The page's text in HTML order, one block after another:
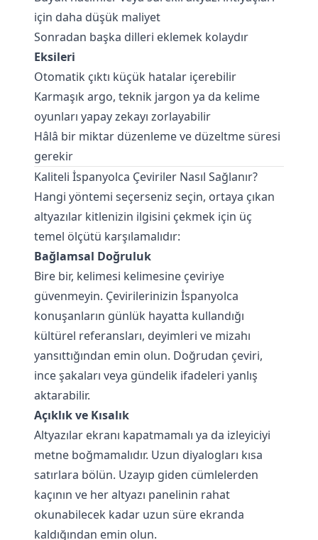
için daha düşük maliyet
Sonradan başka dilleri eklemek kolaydır
Eksileri
Otomatik çıktı küçük hatalar içerebilir
Karmaşık argo, teknik jargon ya da kelime
oyunları yapay zekayı zorlayabilir
Hâlâ bir miktar düzenleme ve düzeltme süresi
gerekir
Kaliteli İspanyolca Çeviriler Nasıl Sağlanır?
Hangi yöntemi seçerseniz seçin, ortaya çıkan
altyazılar kitlenizin ilgisini çekmek için üç
temel ölçütü karşılamalıdır:
Bağlamsal Doğruluk
Bire bir, kelimesi kelimesine çeviriye
güvenmeyin. Çevirilerinizin İspanyolca
konuşanların günlük hayatta kullandığı
kültürel referansları, deyimleri ve mizahı
yansıttığından emin olun. Doğrudan çeviri,
ince şakaları veya gündelik ifadeleri yanlış
aktarabilir.
Açıklık ve Kısalık
Altyazılar ekranı kapatmamalı ya da izleyiciyi
metne boğmamalıdır. Uzun diyalogları kısa
satırlara bölün. Uzayıp giden cümlelerden
kaçının ve her altyazı panelinin rahat
okunabilecek kadar uzun süre ekranda
kaldığından emin olun.